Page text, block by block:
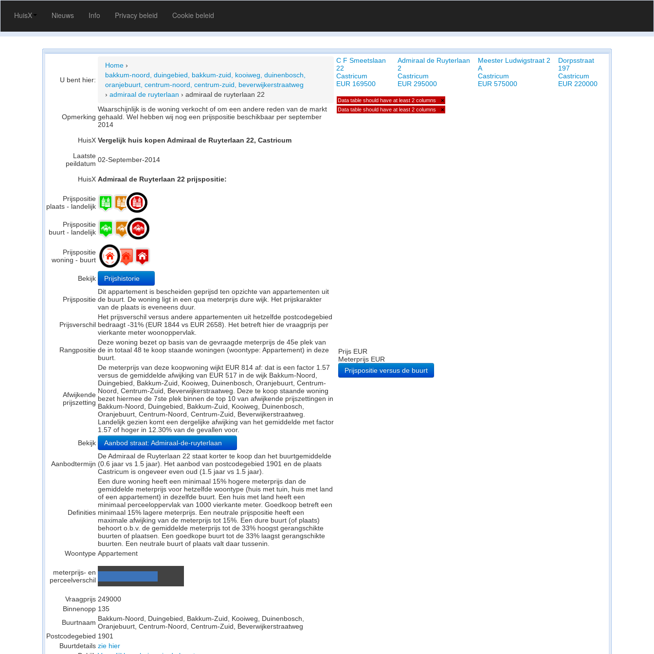
HuisX Nieuws Info Privacy beleid Cookie beleid
U bent hier:
Home ›
bakkum-noord, duingebied, bakkum-zuid, kooiweg, duinenbosch,
oranjebuurt, centrum-noord, centrum-zuid, beverwijkerstraatweg
› admiraal de ruyterlaan › admiraal de ruyterlaan 22
Opmerking
Waarschijnlijk is de woning verkocht of om een andere reden van de markt
gehaald. Wel hebben wij nog een prijspositie beschikbaar per september
2014
HuisX Vergelijk huis kopen Admiraal de Ruyterlaan 22, Castricum
Laatste
peildatum 02-September-2014
HuisX Admiraal de Ruyterlaan 22 prijspositie:
Prijspositie
plaats - landelijk
Prijspositie
buurt - landelijk
Prijspositie
woning - buurt
Bekijk Prijshistorie
Prijspositie
Dit appartement is bescheiden geprijsd ten opzichte van appartementen uit
de buurt. De woning ligt in een qua meterprijs dure wijk. Het prijskarakter
van de plaats is eveneens duur.
Prijsverschil
Het prijsverschil versus andere appartementen uit hetzelfde postcodegebied
bedraagt -31% (EUR 1844 vs EUR 2658). Het betreft hier de vraagprijs per
vierkante meter woonoppervlak.
Rangpositie
Deze woning bezet op basis van de gevraagde meterprijs de 45e plek van
de in totaal 48 te koop staande woningen (woontype: Appartement) in deze
buurt.
Afwijkende
prijszetting
De meterprijs van deze koopwoning wijkt EUR 814 af: dat is een factor 1.57
versus de gemiddelde afwijking van EUR 517 in de wijk Bakkum-Noord,
Duingebied, Bakkum-Zuid, Kooiweg, Duinenbosch, Oranjebuurt, Centrum-
Noord, Centrum-Zuid, Beverwijkerstraatweg. Deze te koop staande woning
bezet hiermee de 7ste plek binnen de top 10 van afwijkende prijszettingen in
Bakkum-Noord, Duingebied, Bakkum-Zuid, Kooiweg, Duinenbosch,
Oranjebuurt, Centrum-Noord, Centrum-Zuid, Beverwijkerstraatweg.
Landelijk gezien komt een dergelijke afwijking van het gemiddelde met factor
1.57 of hoger in 12.30% van de gevallen voor.
Bekijk
Aanbod straat: Admiraal-de-ruyterlaan
Aanbodtermijn
De Admiraal de Ruyterlaan 22 staat korter te koop dan het buurtgemiddelde
(0.6 jaar vs 1.5 jaar). Het aanbod van postcodegebied 1901 en de plaats
Castricum is ongeveer even oud (1.5 jaar vs 1.5 jaar).
Definities
Een dure woning heeft een minimaal 15% hogere meterprijs dan de
gemiddelde meterprijs voor hetzelfde woontype (huis met tuin, huis met land
of een appartement) in dezelfde buurt. Een huis met land heeft een
minimaal perceeloppervlak van 1000 vierkante meter. Goedkoop betreft een
minimaal 15% lagere meterprijs. Een neutrale prijspositie heeft een
maximale afwijking van de meterprijs tot 15%. Een dure buurt (of plaats)
behoort o.b.v. de gemiddelde meterprijs tot de 33% hoogst gerangschikte
buurten of plaatsen. Een goedkope buurt tot de 33% laagst gerangschikte
buurten. Een neutrale buurt of plaats valt daar tussenin.
Woontype Appartement
meterprijs- en
perceelverschil
Vraagprijs 249000
Binnenopp 135
Buurtnaam Bakkum-Noord, Duingebied, Bakkum-Zuid, Kooiweg, Duinenbosch,
Oranjebuurt, Centrum-Noord, Centrum-Zuid, Beverwijkerstraatweg
Postcodegebied 1901
Buurtdetails zie hier
C F Smeetslaan
22
Castricum
EUR 169500
Admiraal de Ruyterlaan
2
Castricum
EUR 295000
Meester Ludwigstraat 2
A
Castricum
EUR 575000
Dorpsstraat
197
Castricum
EUR 220000
Data table should have at least 2 columns ×
Data table should have at least 2 columns ×
Prijs EUR
Meterprijs EUR
Prijspositie versus de buurt